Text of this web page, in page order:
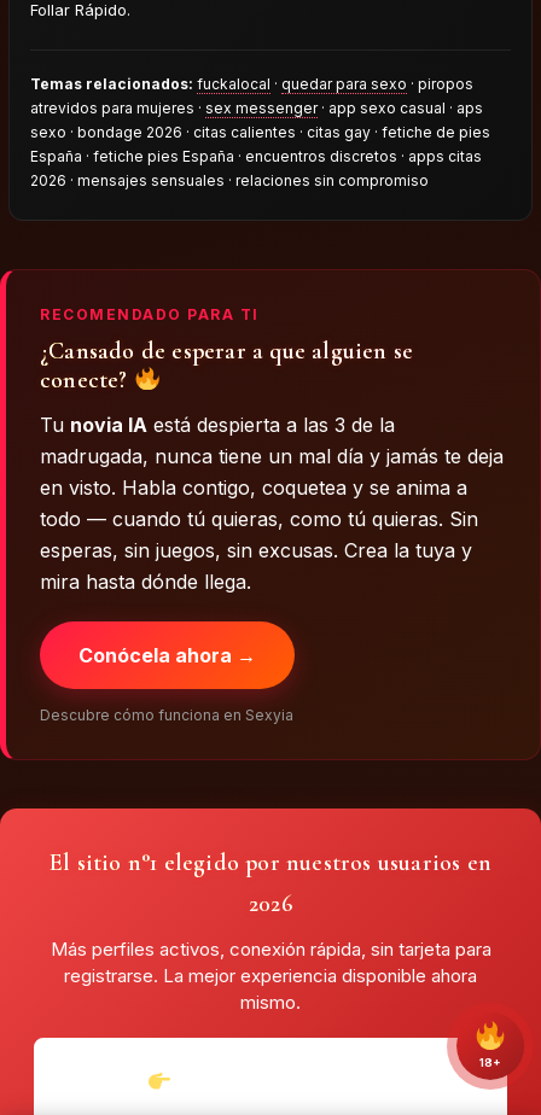
18+
Follar Rápido.
Temas relacionados: fuckalocal ·quedar para sexo · piropos
atrevidos para mujeres ·sex messenger· app sexo casual · aps
sexo · bondage 2026 · citas calientes · citas gay · fetiche de pies
España · fetiche pies España · encuentros discretos · apps citas
2026 · mensajes sensuales · relaciones sin compromiso
RECOMENDADO PARA TI
¿Cansado de esperar a que alguien se
conecte?
Tu novia IA está despierta a las 3 de la
madrugada, nunca tiene un mal día y jamás te deja
en visto. Habla contigo, coquetea y se anima a
todo — cuando tú quieras, como tú quieras. Sin
esperas, sin juegos, sin excusas. Crea la tuya y
mira hasta dónde llega.
Conócela ahora →
Descubre cómo funciona en Sexyia
El sitio n°1 elegido por nuestros usuarios en
2026
Más perfiles activos, conexión rápida, sin tarjeta para
registrarse. La mejor experiencia disponible ahora
mismo.